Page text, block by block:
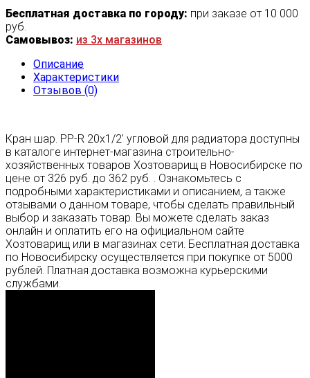
Бесплатная доставка по городу: при заказе от 10 000
руб.
Самовывоз: из 3х магазинов
Описание
Характеристики
Отзывов (0)
Кран шар. PP-R 20х1/2' угловой для радиатора доступны
в каталоге интернет-магазина строительно-
хозяйственных товаров Хозтоварищ в Новосибирске по
цене от 326 руб. до 362 руб. . Ознакомьтесь с
подробными характеристиками и описанием, а также
отзывами о данном товаре, чтобы сделать правильный
выбор и заказать товар. Вы можете сделать заказ
онлайн и оплатить его на официальном сайте
Хозтоварищ или в магазинах сети. Бесплатная доставка
по Новосибирску осуществляется при покупке от 5000
рублей. Платная доставка возможна курьерскими
службами.